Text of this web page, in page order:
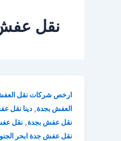
نقل
ارخص شركات نقل
العفش بجدة, دينا نقل
نقل عفش بجدة, نقل
نقل عفش جدة ابحر